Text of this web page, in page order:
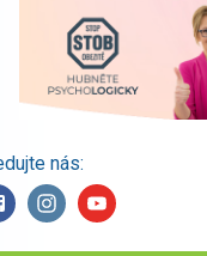
nás: